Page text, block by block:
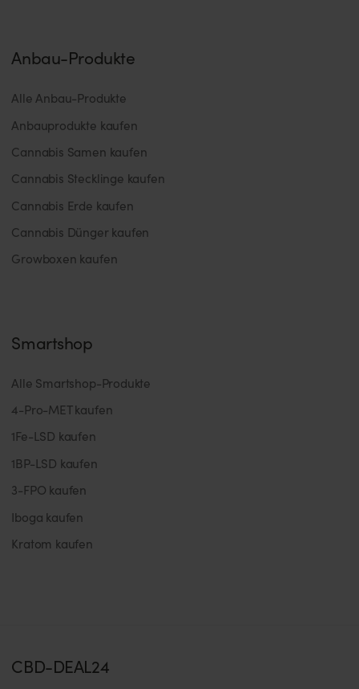
Anbau-Produkte
Alle Anbau-Produkte
Anbauprodukte kaufen
Cannabis Samen kaufen
Cannabis Stecklinge kaufen
Cannabis Erde kaufen
Cannabis Dünger kaufen
Growboxen kaufen
Smartshop
Alle Smartshop-Produkte
4-Pro-MET kaufen
1Fe-LSD kaufen
1BP-LSD kaufen
3-FPO kaufen
Iboga kaufen
Kratom kaufen
CBD-DEAL24